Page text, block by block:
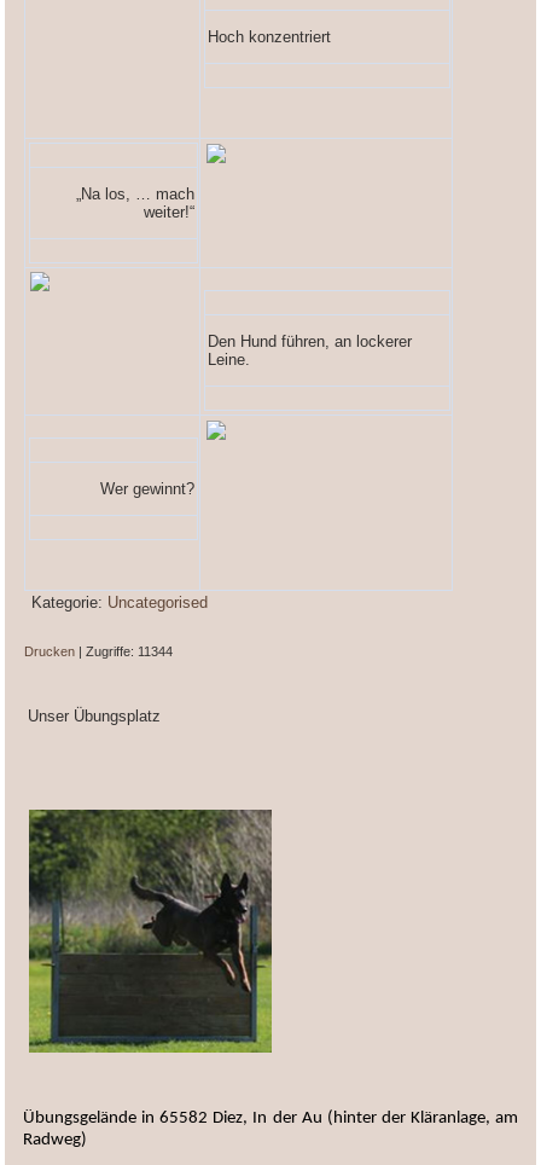
Hoch konzentriert
„Na los, … mach
weiter!“
Den Hund führen, an lockerer
Leine.
Wer gewinnt?
Kategorie: Uncategorised
Drucken | Zugriffe: 11344
Unser Übungsplatz
Übungsgelände in 65582 Diez, In der Au (hinter der Kläranlage, am
Radweg)